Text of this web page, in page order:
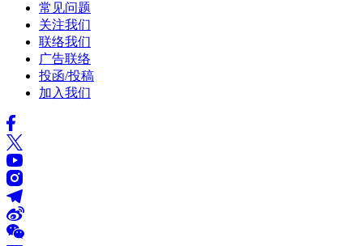
常见问题
关注我们
联络我们
广告联络
投函/投稿
加入我们